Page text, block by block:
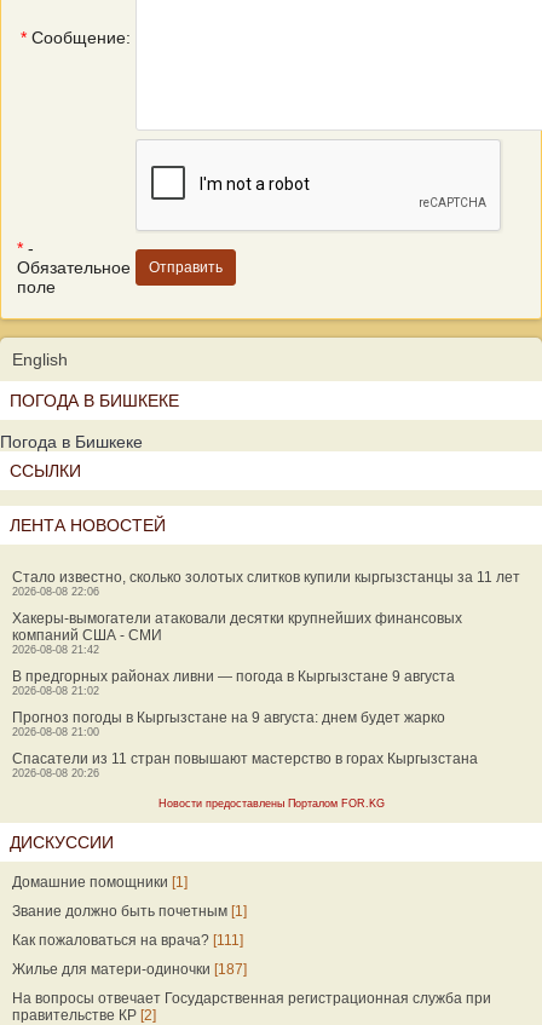
* Сообщение:
* -
Обязательное
поле
English
ПОГОДА В БИШКЕКЕ
Погода в Бишкеке
ССЫЛКИ
ЛЕНТА НОВОСТЕЙ
Стало известно, сколько золотых слитков купили кыргызстанцы за 11 лет
2026-08-08 22:06
Хакеры-вымогатели атаковали десятки крупнейших финансовых
компаний США - СМИ
2026-08-08 21:42
В предгорных районах ливни — погода в Кыргызстане 9 августа
2026-08-08 21:02
Прогноз погоды в Кыргызстане на 9 августа: днем будет жарко
2026-08-08 21:00
Спасатели из 11 стран повышают мастерство в горах Кыргызстана
2026-08-08 20:26
Новости предоставлены Порталом FOR.KG
ДИСКУССИИ
Домашние помощники [1]
Звание должно быть почетным [1]
Как пожаловаться на врача? [111]
Жилье для матери-одиночки [187]
На вопросы отвечает Государственная регистрационная служба при
правительстве КР [2]